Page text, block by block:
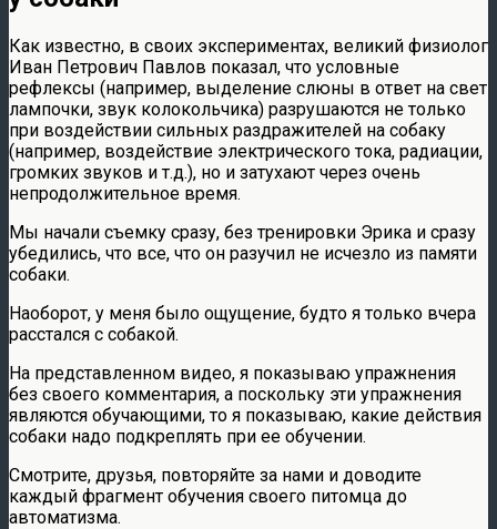
Как известно, в своих экспериментах, великий физиолог
Иван Петрович Павлов показал, что условные
рефлексы (например, выделение слюны в ответ на свет
лампочки, звук колокольчика) разрушаются не только
при воздействии сильных раздражителей на собаку
(например, воздействие электрического тока, радиации,
громких звуков и т.д.), но и затухают через очень
непродолжительное время.
Мы начали съемку сразу, без тренировки Эрика и сразу
убедились, что все, что он разучил не исчезло из памяти
собаки.
Наоборот, у меня было ощущение, будто я только вчера
расстался с собакой.
На представленном видео, я показываю упражнения
без своего комментария, а поскольку эти упражнения
являются обучающими, то я показываю, какие действия
собаки надо подкреплять при ее обучении.
Смотрите, друзья, повторяйте за нами и доводите
каждый фрагмент обучения своего питомца до
автоматизма.